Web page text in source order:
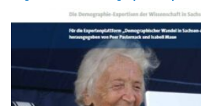
Wissenschaft in Sachsen-Anhalt